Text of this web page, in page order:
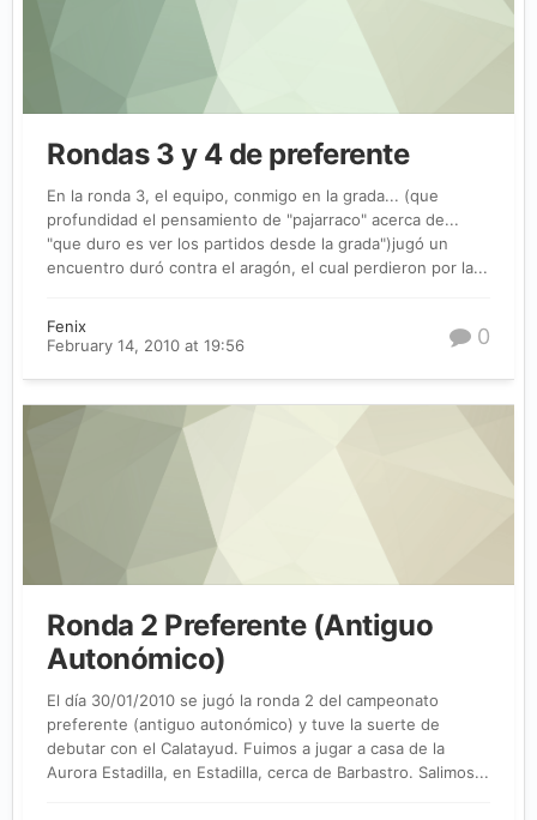
Rondas 3 y 4 de preferente
En la ronda 3, el equipo, conmigo en la grada... (que
profundidad el pensamiento de "pajarraco" acerca de...
"que duro es ver los partidos desde la grada")jugó un
encuentro duró contra el aragón, el cual perdieron por la...
Fenix
February 14, 2010 at 19:56
0
Ronda 2 Preferente (Antiguo
Autonómico)
El día 30/01/2010 se jugó la ronda 2 del campeonato
preferente (antiguo autonómico) y tuve la suerte de
debutar con el Calatayud. Fuimos a jugar a casa de la
Aurora Estadilla, en Estadilla, cerca de Barbastro. Salimos...